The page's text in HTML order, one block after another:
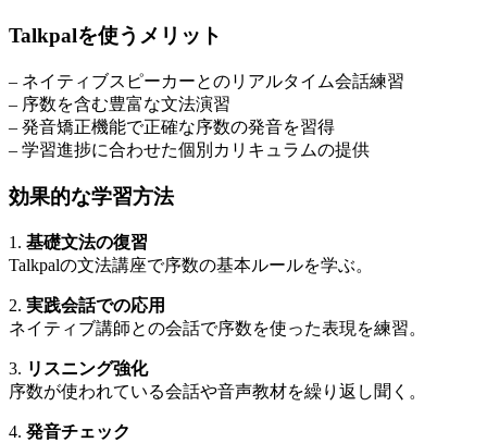
Talkpalを使うメリット
– ネイティブスピーカーとのリアルタイム会話練習
– 序数を含む豊富な文法演習
– 発音矯正機能で正確な序数の発音を習得
– 学習進捗に合わせた個別カリキュラムの提供
効果的な学習方法
1. 基礎文法の復習
Talkpalの文法講座で序数の基本ルールを学ぶ。
2. 実践会話での応用
ネイティブ講師との会話で序数を使った表現を練習。
3. リスニング強化
序数が使われている会話や音声教材を繰り返し聞く。
4. 発音チェック